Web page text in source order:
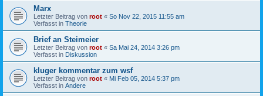
Marx
Letzter Beitrag von root « So Nov 22, 2015 11:55 am
Verfasst in Theorie
Brief an Steimeier
Letzter Beitrag von root « Sa Mai 24, 2014 3:26 pm
Verfasst in Diskussion
kluger kommentar zum wsf
Letzter Beitrag von root « Mi Feb 05, 2014 5:37 pm
Verfasst in Andere